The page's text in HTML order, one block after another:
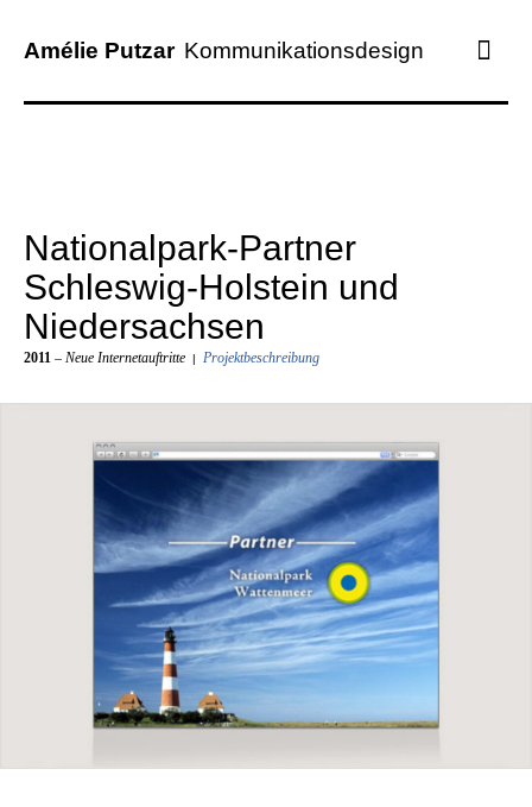
Amélie Putzar Kommunikationsdesign
PROFIL
KONTAKT
Nationalpark-Partner
Schleswig-Holstein und
Niedersachsen
2011 – Neue Internetauftritte Projektbeschreibung